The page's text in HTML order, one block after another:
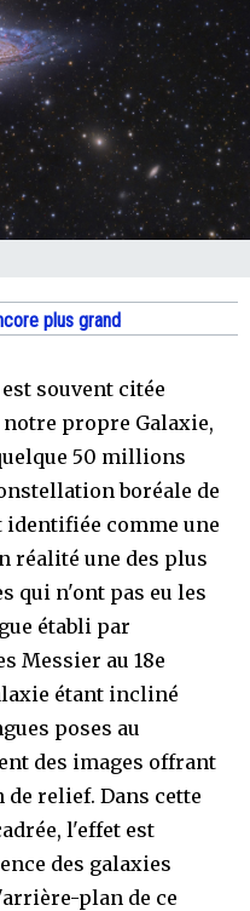
plus grand
souvent citée
notre propre Galaxie,
50 millions
boréale de
identifiée comme une
réalité une des plus
qui n'ont pas eu les
établi par
Messier au 18e
étant incliné
poses au
des images offrant
relief. Dans cette
l'effet est
des galaxies
plan de ce